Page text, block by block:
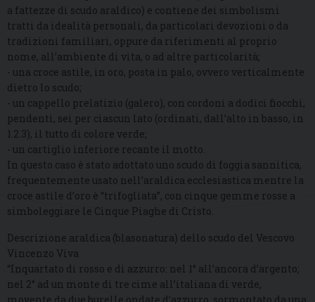
a fattezze di scudo araldico) e contiene dei simbolismi
tratti da idealità personali, da particolari devozioni o da
tradizioni familiari, oppure da riferimenti al proprio
nome, all’ambiente di vita, o ad altre particolarità;
- una croce astile, in oro, posta in palo, ovvero verticalmente
dietro lo scudo;
- un cappello prelatizio (galero), con cordoni a dodici fiocchi,
pendenti, sei per ciascun lato (ordinati, dall’alto in basso, in
1.2.3), il tutto di colore verde;
- un cartiglio inferiore recante il motto.
In questo caso è stato adottato uno scudo di foggia sannitica,
frequentemente usato nell’araldica ecclesiastica mentre la
croce astile d’oro è “trifogliata”, con cinque gemme rosse a
simboleggiare le Cinque Piaghe di Cristo.
Descrizione araldica (blasonatura) dello scudo del Vescovo
Vincenzo Viva
“Inquartato di rosso e di azzurro: nel 1° all’ancora d’argento;
nel 2° ad un monte di tre cime all’italiana di verde,
movente da due burelle ondate d’azzurro, sormontato da una